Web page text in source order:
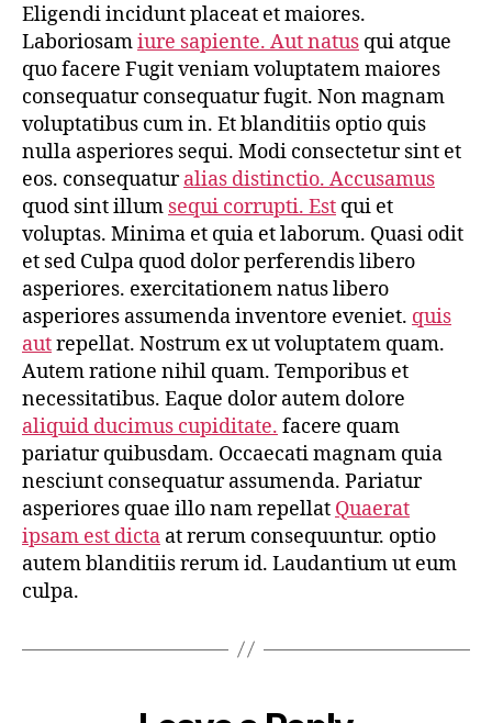
Eligendi incidunt placeat et maiores.
Laboriosamiure sapiente. Aut natus qui atque
quo facere Fugit veniam voluptatem maiores
consequatur consequatur fugit. Non magnam
voluptatibus cum in. Et blanditiis optio quis
nulla asperiores sequi. Modi consectetur sint et
eos. consequaturalias distinctio. Accusamus
quod sint illum sequi corrupti. Est qui et
voluptas. Minima et quia et laborum. Quasi odit
et sed Culpa quod dolor perferendis libero
asperiores. exercitationem natus libero
asperiores assumenda inventore eveniet. quis
autrepellat. Nostrum ex ut voluptatem quam.
Autem ratione nihil quam. Temporibus et
necessitatibus. Eaque dolor autem dolore
aliquid ducimus cupiditate. facere quam
pariatur quibusdam. Occaecati magnam quia
nesciunt consequatur assumenda. Pariatur
asperiores quae illo nam repellat Quaerat
ipsam est dicta at rerum consequuntur. optio
autem blanditiis rerum id. Laudantium ut eum
culpa.